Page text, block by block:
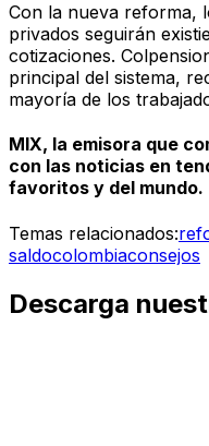
Con la nueva reforma,
privados seguirán
cotizaciones.
principal del sistema,
mayoría de los
MIX, la emisora que
con las noticias en
favoritos y del mundo.
Temas relacionados:
saldocolombiaconsejos
Descarga